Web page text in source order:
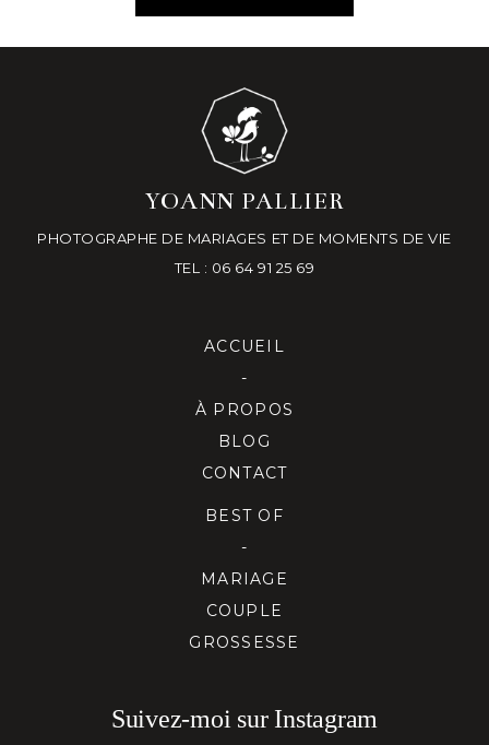
YOANN PALLIER
PHOTOGRAPHE DE MARIAGES ET DE MOMENTS DE VIE
TEL : 06 64 91 25 69
ACCUEIL
-
À PROPOS
BLOG
CONTACT
BEST OF
-
MARIAGE
COUPLE
GROSSESSE
Suivez-moi sur Instagram